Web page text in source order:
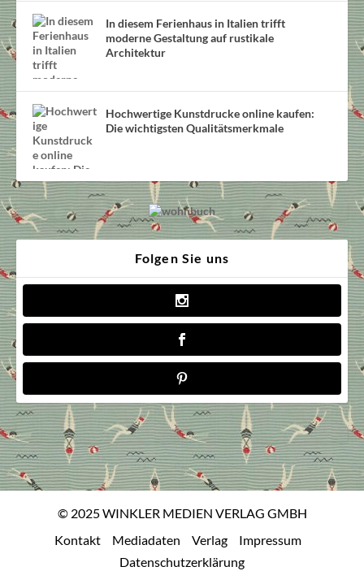
In diesem Ferienhaus in Italien trifft
moderne Gestaltung auf rustikale
Architektur
Hochwertige Kunstdrucke online kaufen:
Die wichtigsten Qualitätsmerkmale
Folgen Sie uns
© 2025 WINKLER MEDIEN VERLAG GMBH
Kontakt
Mediadaten Verlag
Impressum
Datenschutzerklärung